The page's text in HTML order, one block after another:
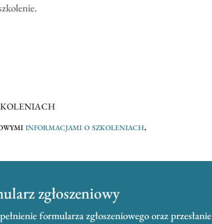
informacjami o szkoleniach.
zgłoszeniowy
formularza zgłoszeniowego oraz przesłanie